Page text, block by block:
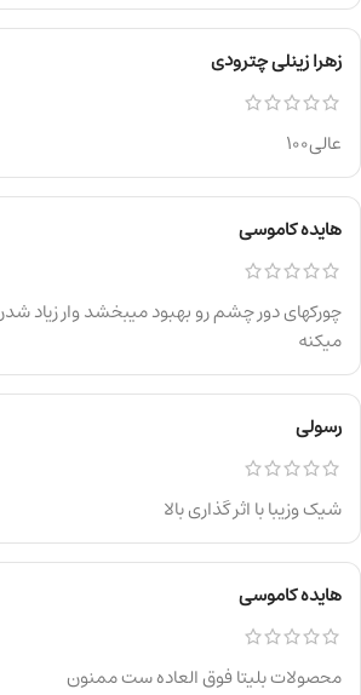
زهرا زینلی چترودی
عالی100
هایده کاموسی
چورکهای دور چشم رو بهبود میبخشد وار زیاد
میکنه
رسولی
شیک وزیبا با اثر گذاری بالا
هایده کاموسی
محصولات بلیتا فوق العاده ست ممنون